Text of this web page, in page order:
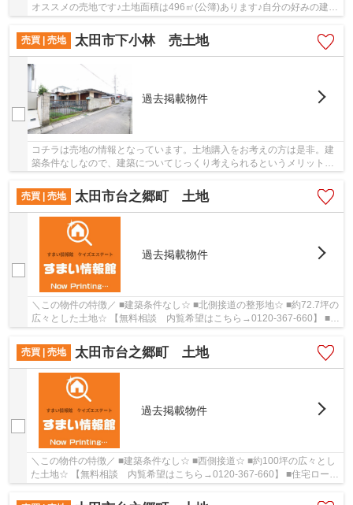
オススメの売地です♪土地面積は496㎡(公簿)あります♪自分の好みの建物
を建てるという点では、建築条件のない土地...
売買 | 売地
太田市下小林 売土地
過去掲載物件
コチラは売地の情報となっています。土地購入をお考えの方は是非。建
築条件なしなので、建築についてじっくり考えられるというメリットが
売買 | 売地
太田市台之郷町 土地
過去掲載物件
＼この物件の特徴／ ■建築条件なし☆ ■北側接道の整形地☆ ■約72.7坪の
広々とした土地☆ 【無料相談 内覧希望はこちら→0120-367-660】 ■住
売買 | 売地
太田市台之郷町 土地
過去掲載物件
＼この物件の特徴／ ■建築条件なし☆ ■西側接道☆ ■約100坪の広々とし
た土地☆ 【無料相談 内覧希望はこちら→0120-367-660】 ■住宅ロー